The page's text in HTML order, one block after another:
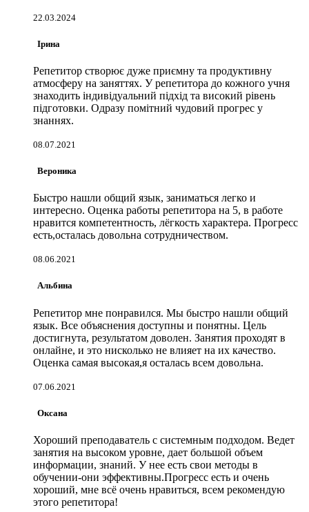
22.03.2024
Ірина
Репетитор створює дуже приємну та продуктивну
атмосферу на заняттях. У репетитора до кожного учня
знаходить індивідуальний підхід та високий рівень
підготовки. Одразу помітний чудовий прогрес у
знаннях.
08.07.2021
Вероника
Быстро нашли общий язык, заниматься легко и
интересно. Оценка работы репетитора на 5, в работе
нравится компетентность, лёгкость характера. Прогресс
есть,осталась довольна сотрудничеством.
08.06.2021
Альбина
Репетитор мне понравился. Мы быстро нашли общий
язык. Все объяснения доступны и понятны. Цель
достигнута, результатом доволен. Занятия проходят в
онлайнe, и это нисколько не влияет на их качество.
Оценка самая высокая,я осталась всем довольна.
07.06.2021
Оксана
Хороший преподаватель с системным подходом. Ведет
занятия на высоком уровне, дает большой объем
информации, знаний. У нее есть свои методы в
обучении-они эффективны.Прогресс есть и очень
хороший, мне всё очень нравиться, всем рекомендую
этого репетитора!